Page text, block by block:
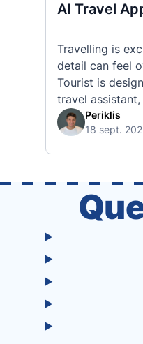
AI Travel
Travelling is
detail can feel
Tourist is
travel
smarter, and
Tourist App
trip planning
Periklis
18 sept.